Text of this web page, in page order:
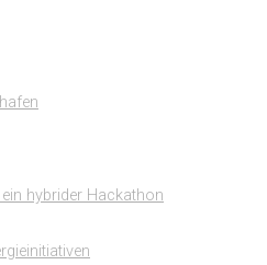
hybrider Hackathon